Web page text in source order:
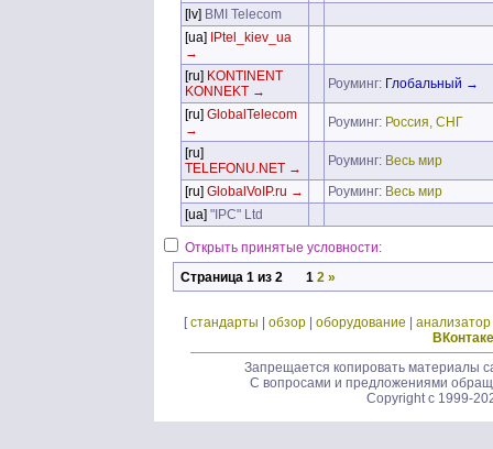
[lv] BMI Telecom
[ua] IPtel_kiev_ua
→
[ru] KONTINENT
KONNEKT →
Роуминг: Глобальный →
[ru] GlobalTelecom
→
Роуминг: Россия, СНГ
[ru]
TELEFONU.NET →
Роуминг: Весь мир
[ru] GlobalVoIP.ru → Роуминг: Весь мир
[ua] "IPC" Ltd
Открыть принятые условности:
Страница 1 из 2
1 2 »
[стандарты обзор оборудование анализатор
ВКонтаке
Запрещается копировать материалы
С вопросами и предложениями
Copyright c 1999-